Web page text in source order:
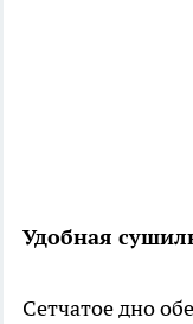
Удобная
Сетчатое дно